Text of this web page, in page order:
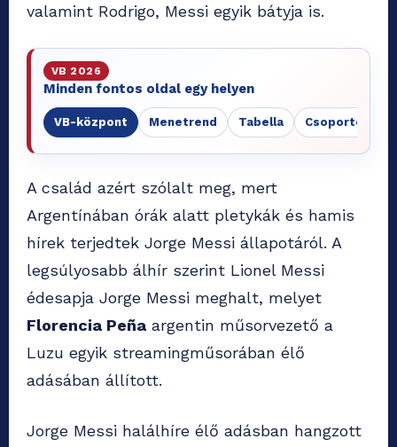
valamint Rodrigo, Messi egyik bátyja is.
VB 2026
Minden fontos oldal egy helyen
VB-központ Menetrend Tabella Csoportok
A család azért szólalt meg, mert
Argentínában órák alatt pletykák és hamis
hírek terjedtek Jorge Messi állapotáról. A
legsúlyosabb álhír szerint Lionel Messi
édesapja Jorge Messi meghalt, melyet
Florencia Peña argentin műsorvezető a
Luzu egyik streamingműsorában élő
adásában állított.
Jorge Messi halálhíre élő adásban hangzott